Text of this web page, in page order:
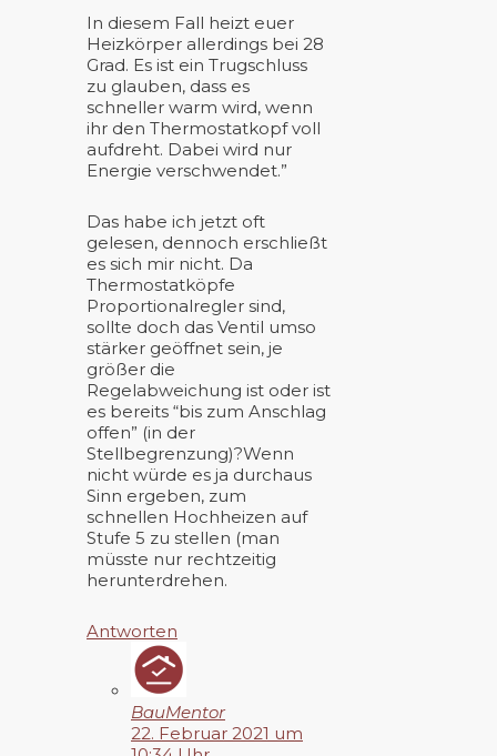
In diesem Fall heizt euer
Heizkörper allerdings bei 28
Grad. Es ist ein Trugschluss
zu glauben, dass es
schneller warm wird, wenn
ihr den Thermostatkopf voll
aufdreht. Dabei wird nur
Energie verschwendet.”
Das habe ich jetzt oft
gelesen, dennoch erschließt
es sich mir nicht. Da
Thermostatköpfe
Proportionalregler sind,
sollte doch das Ventil umso
stärker geöffnet sein, je
größer die
Regelabweichung ist oder ist
es bereits “bis zum Anschlag
offen” (in der
Stellbegrenzung)?Wenn
nicht würde es ja durchaus
Sinn ergeben, zum
schnellen Hochheizen auf
Stufe 5 zu stellen (man
müsste nur rechtzeitig
herunterdrehen.
Antworten
BauMentor
22. Februar 2021 um